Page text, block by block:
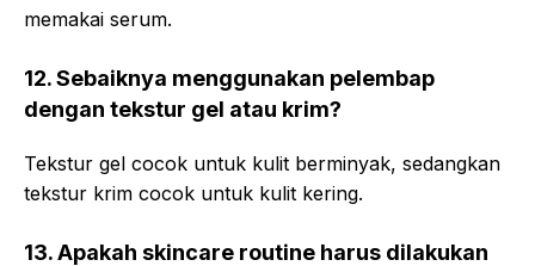
memakai serum.
12. Sebaiknya menggunakan pelembap
dengan tekstur gel atau krim?
Tekstur gel cocok untuk kulit berminyak, sedangkan
tekstur krim cocok untuk kulit kering.
13. Apakah skincare routine harus dilakukan